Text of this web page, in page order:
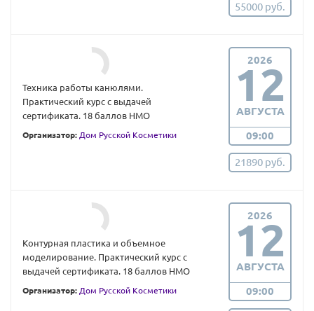
55000 руб.
Техника работы канюлями.
Практический курс с выдачей
сертификата. 18 баллов НМО
Организатор: Дом Русской Косметики
2026
12
АВГУСТА
09:00
21890 руб.
Контурная пластика и объемное
моделирование. Практический курс с
выдачей сертификата. 18 баллов НМО
Организатор: Дом Русской Косметики
2026
12
АВГУСТА
09:00